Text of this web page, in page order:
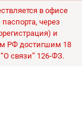
данных
НДС.
в офисе
через
и
РФ достигшим 18
связи” 126-ФЗ.